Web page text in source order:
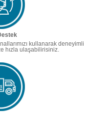
kullanarak deneyimli
hızla ulaşabilirisiniz.